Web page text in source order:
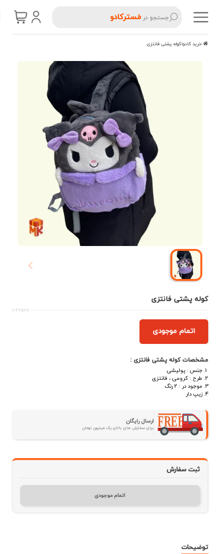
جستجو درمَسترکادو
کوله پشتی فانتزی
کوله پشتی فانتزی
1027588
اتمام موجودی
مشخصات کوله پشتی فانتزی :
جنس : پولیشی
طرح : کرومی ، فانتزی
موجود در : 2 رنگ
زیپ دار
ارسال رایگان
برای سفارش های بالای یک میلیون تومان
ثبت سفارش
اتمام موجودی
توضیحات